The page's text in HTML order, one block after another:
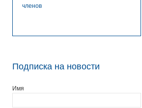
членов
Подписка на новости
Имя